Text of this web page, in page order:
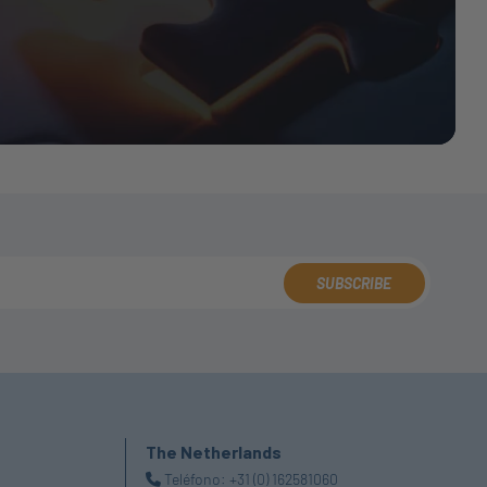
SUBSCRIBE
The Netherlands
Teléfono: +31 (0) 162581060